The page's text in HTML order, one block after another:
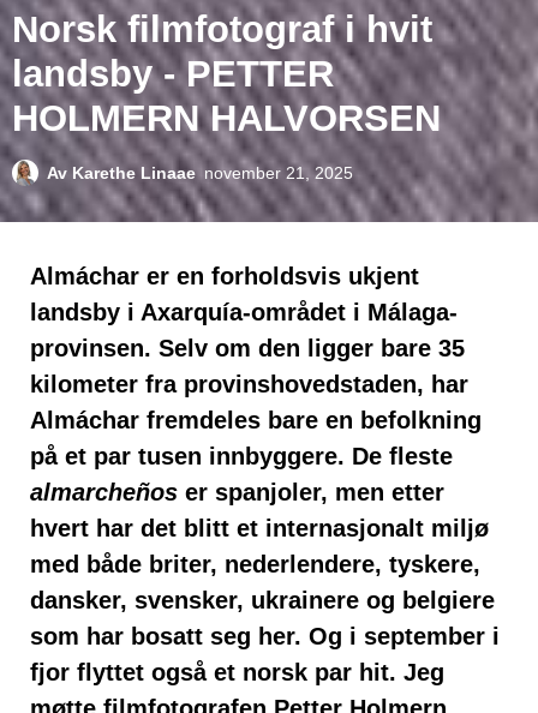
Norsk filmfotograf i hvit
landsby - PETTER
HOLMERN HALVORSEN
Av Karethe Linaae november 21, 2025
Almáchar er en forholdsvis ukjent
landsby i Axarquía-området i Málaga-
provinsen. Selv om den ligger bare 35
kilometer fra provinshovedstaden, har
Almáchar fremdeles bare en befolkning
på et par tusen innbyggere. De fleste
almarcheños er spanjoler, men etter
hvert har det blitt et internasjonalt miljø
med både briter, nederlendere, tyskere,
dansker, svensker, ukrainere og belgiere
som har bosatt seg her. Og i september i
fjor flyttet også et norsk par hit. Jeg